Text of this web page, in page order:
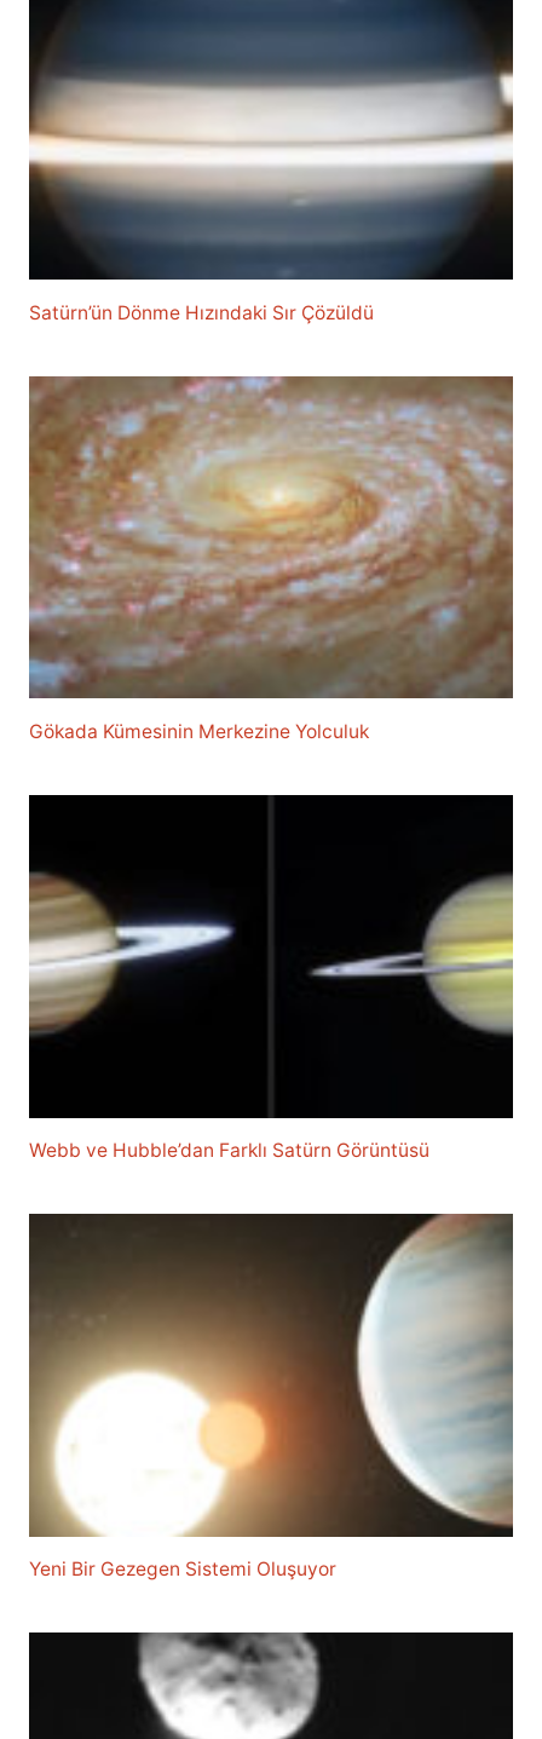
Satürn’ün Dönme Hızındaki Sır Çözüldü
Gökada Kümesinin Merkezine Yolculuk
Webb ve Hubble’dan Farklı Satürn Görüntüsü
Yeni Bir Gezegen Sistemi Oluşuyor